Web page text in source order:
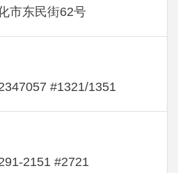
市东民街62号
#1321/1351
2151 #2721